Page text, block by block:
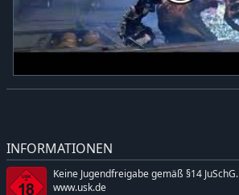
INFORMATIONEN
Keine Jugendfreigabe gemäß §14 JuSchG.
www.usk.de